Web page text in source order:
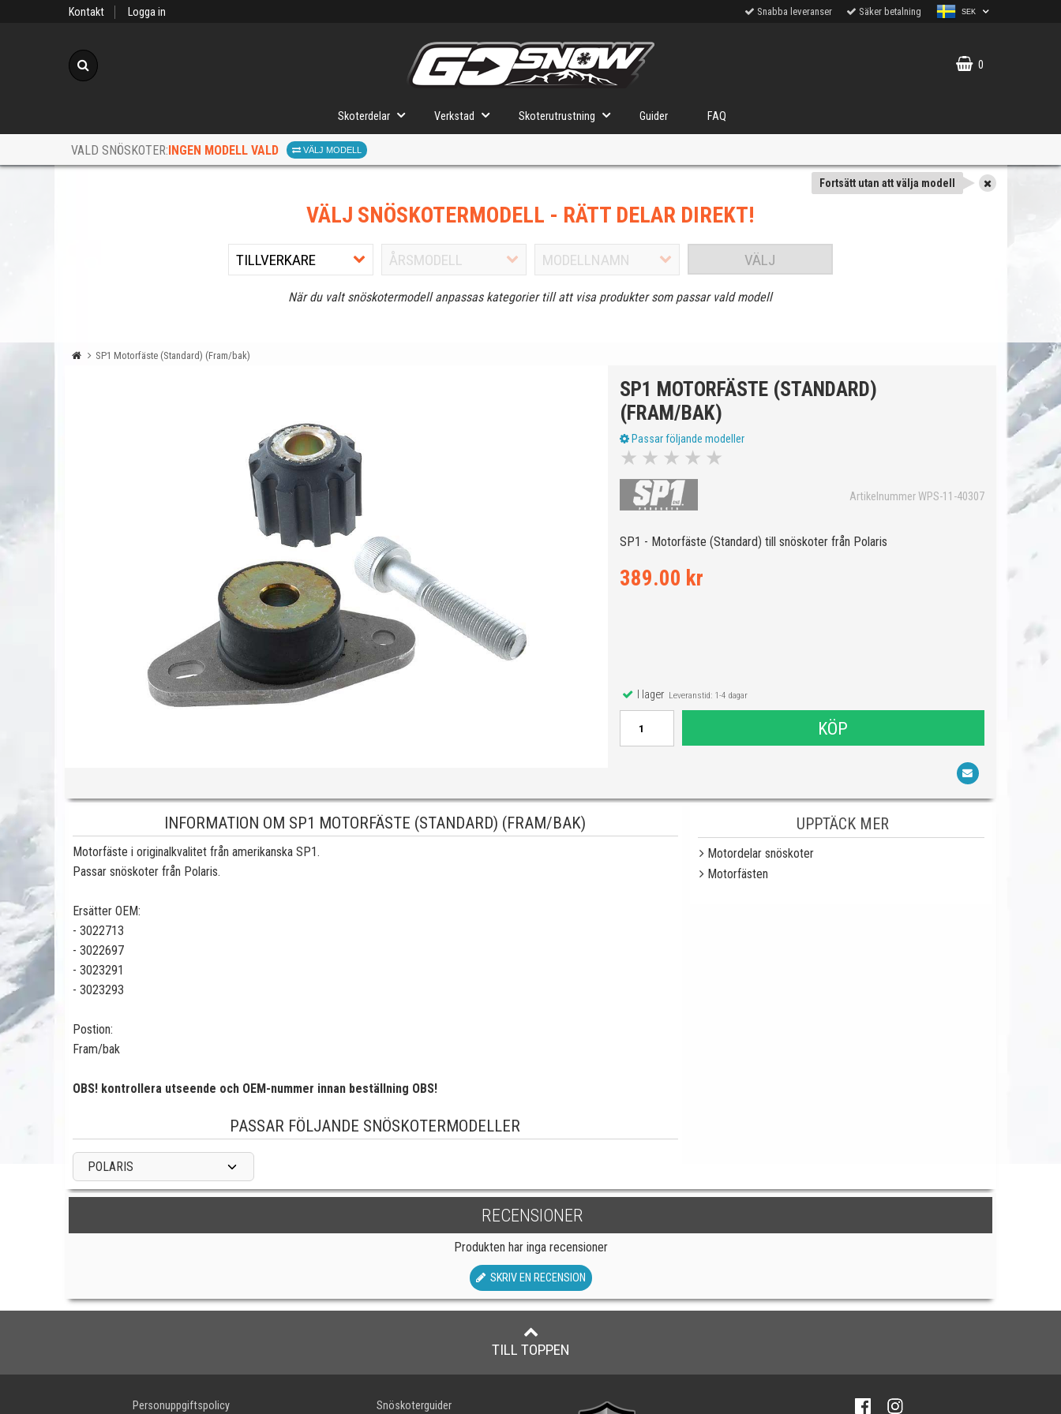
Kontakt Logga in Snabba leveranser Säker betalning SEK
0
Skoterdelar Verkstad Skoterutrustning Guider FAQ
VALD SNÖSKOTER:INGEN MODELL VALD VÄLJ MODELL
Fortsätt utan att välja modell
VÄLJ SNÖSKOTERMODELL - RÄTT DELAR DIREKT!
VÄLJ
När du valt snöskotermodell anpassas kategorier till att visa produkter som passar vald modell
SP1 Motorfäste (Standard) (Fram/bak)
SP1 MOTORFÄSTE (STANDARD)
(FRAM/BAK)
Passar följande modeller
★ ★ ★ ★ ★
Artikelnummer WPS-11-40307
SP1 - Motorfäste (Standard) till snöskoter från Polaris
389.00 kr
I lagerLeveranstid: 1-4 dagar
KÖP
INFORMATION OM SP1 MOTORFÄSTE (STANDARD) (FRAM/BAK)
Motorfäste i originalkvalitet från amerikanska SP1.
Passar snöskoter från Polaris.
Ersätter OEM:
- 3022713
- 3022697
- 3023291
- 3023293
Postion:
Fram/bak
OBS! kontrollera utseende och OEM-nummer innan beställning OBS!
PASSAR FÖLJANDE SNÖSKOTERMODELLER
POLARIS
UPPTÄCK MER
Motordelar snöskoter
Motorfästen
RECENSIONER
Produkten har inga recensioner
SKRIV EN RECENSION
TILL TOPPEN
Personuppgiftspolicy Snöskoterguider